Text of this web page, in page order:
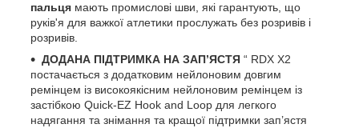
пальця мають промислові шви, які гарантують, що
руків'я для важкої атлетики прослужать без розривів і
розривів.
ДОДАНА ПІДТРИМКА НА ЗАП’ЯСТЯ “ RDX X2
постачається з додатковим нейлоновим довгим
ремінцем із високоякісним нейлоновим ремінцем із
застібкою Quick-EZ Hook and Loop для легкого
надягання та знімання та кращої підтримки зап’ястя